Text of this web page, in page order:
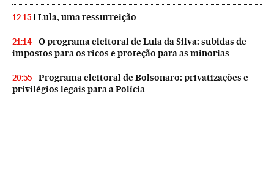
12:15 Lula, uma ressurreição
21:14
O programa eleitoral de Lula da Silva: subidas de
impostos para os ricos e proteção para as minorias
20:55
Programa eleitoral de Bolsonaro: privatizações e
privilégios legais para a Polícia